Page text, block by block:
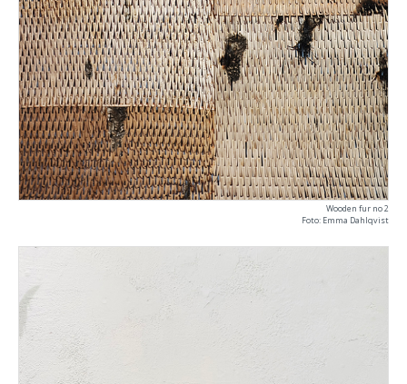
Wooden fur no 2
Foto: Emma Dahlqvist